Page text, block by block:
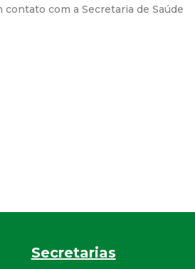
a
i
p
com a Secretaria de Saúde
Secretarias